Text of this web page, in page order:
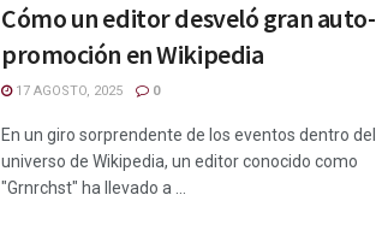
Cómo un editor desveló gran auto-
promoción en Wikipedia
17 AGOSTO, 2025 0
En un giro sorprendente de los eventos dentro del
universo de Wikipedia, un editor conocido como
"Grnrchst" ha llevado a ...